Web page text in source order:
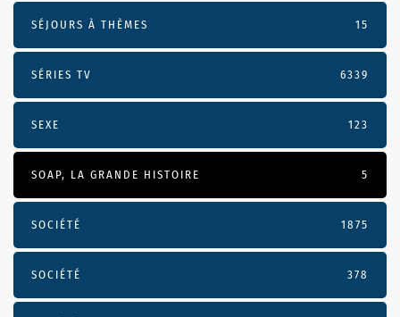
SÉJOURS À THÈMES 15
SÉRIES TV 6339
SEXE 123
SOAP, LA GRANDE HISTOIRE 5
SOCIÉTÉ 1875
SOCIÉTÉ 378